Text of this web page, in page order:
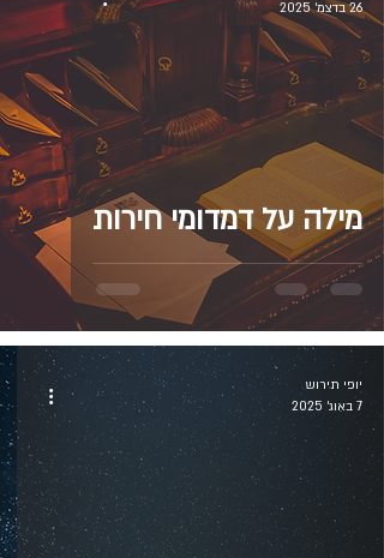
מילה על דמדומי חירות
26 בדצמ׳ 2025
יופי תירוש
7 באוג׳ 2025